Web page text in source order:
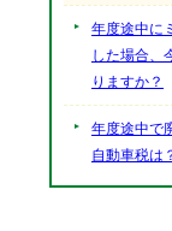
年度途中に
した場合、
りますか？
年度途中で
自動車税は